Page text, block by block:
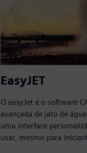
EasyJET
O easyJet é o software
avançada de jato de
uma interface
usar, mesmo para